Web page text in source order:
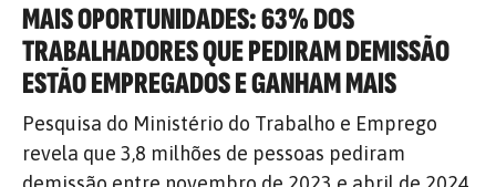
MAIS OPORTUNIDADES: 63% DOS
TRABALHADORES QUE PEDIRAM DEMISSÃO
ESTÃO EMPREGADOS E GANHAM MAIS
Pesquisa do Ministério do Trabalho e Emprego
revela que 3,8 milhões de pessoas pediram